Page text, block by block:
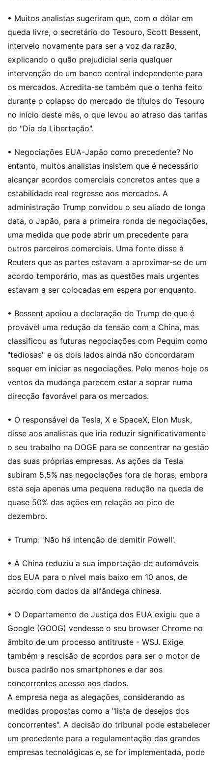
• Muitos analistas sugeriram que, com o dólar em
queda livre, o secretário do Tesouro, Scott Bessent,
interveio novamente para ser a voz da razão,
explicando o quão prejudicial seria qualquer
intervenção de um banco central independente para
os mercados. Acredita-se também que o tenha feito
durante o colapso do mercado de títulos do Tesouro
no início deste mês, o que levou ao atraso das tarifas
do "Dia da Libertação".
• Negociações EUA-Japão como precedente? No
entanto, muitos analistas insistem que é necessário
alcançar acordos comerciais concretos antes que a
estabilidade real regresse aos mercados. A
administração Trump convidou o seu aliado de longa
data, o Japão, para a primeira ronda de negociações,
uma medida que pode abrir um precedente para
outros parceiros comerciais. Uma fonte disse à
Reuters que as partes estavam a aproximar-se de um
acordo temporário, mas as questões mais urgentes
estavam a ser colocadas em espera por enquanto.
• Bessent apoiou a declaração de Trump de que é
provável uma redução da tensão com a China, mas
classificou as futuras negociações com Pequim como
"tediosas" e os dois lados ainda não concordaram
sequer em iniciar as negociações. Pelo menos hoje os
ventos da mudança parecem estar a soprar numa
direcção favorável para os mercados.
• O responsável da Tesla, X e SpaceX, Elon Musk,
disse aos analistas que iria reduzir significativamente
o seu trabalho na DOGE para se concentrar na gestão
das suas próprias empresas. As ações da Tesla
subiram 5,5% nas negociações fora de horas, embora
esta seja apenas uma pequena redução na queda de
quase 50% das ações em relação ao pico de
dezembro.
• Trump: 'Não há intenção de demitir Powell'.
• A China reduziu a sua importação de automóveis
dos EUA para o nível mais baixo em 10 anos, de
acordo com dados da alfândega chinesa.
• O Departamento de Justiça dos EUA exigiu que a
Google (GOOG) vendesse o seu browser Chrome no
âmbito de um processo antitruste - WSJ. Exige
também a rescisão de acordos para ser o motor de
busca padrão nos smartphones e dar aos
concorrentes acesso aos dados.
A empresa nega as alegações, considerando as
medidas propostas como a "lista de desejos dos
concorrentes". A decisão do tribunal pode estabelecer
um precedente para a regulamentação das grandes
empresas tecnológicas e, se for implementada, pode